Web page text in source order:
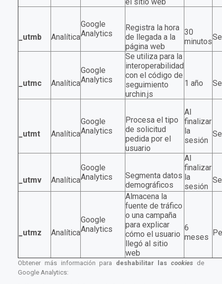
el sitio web
_utmb Analítica
Google
Analytics
Registra la hora
de llegada a la
página web
30
minutos
_utmc Analítica
Google
Analytics
Se utiliza para la
interoperabilidad
con el código de
seguimiento
urchin.js
1 año
_utmt Analítica
Google
Analytics
Procesa el tipo
de solicitud
pedida por el
usuario
Al
finalizar
la
sesión
_utmv Analítica
Google
Analytics
Segmenta datos
demográficos
Al
finalizar
la
sesión
_utmz Analítica
Google
Analytics
Almacena la
fuente de tráfico
o una campaña
para explicar
cómo el usuario
llegó al sitio
web
6
meses
Obtener más información para deshabilitar lascookies de
Google Analytics: